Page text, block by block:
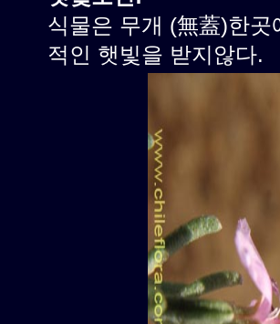
식물은 무개 (無蓋)한
적인 햇빛을 받지않다.